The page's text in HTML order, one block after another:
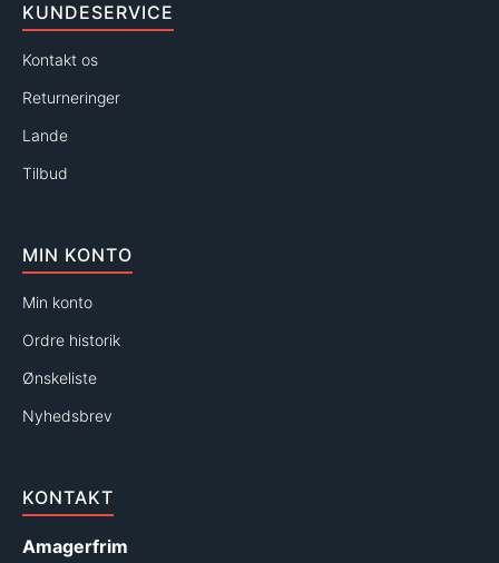
KUNDESERVICE
Kontakt os
Returneringer
Lande
Tilbud
MIN KONTO
Min konto
Ordre historik
Ønskeliste
Nyhedsbrev
KONTAKT
Amagerfrim